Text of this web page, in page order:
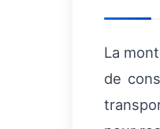
La
de